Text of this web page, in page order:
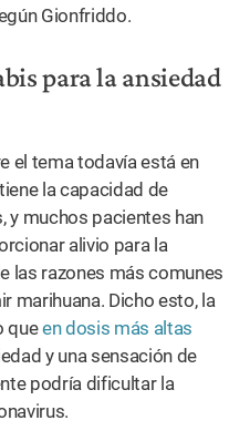
Gionfriddo.
para la ansiedad
el tema todavía está en
la capacidad de
y muchos pacientes han
alivio para la
las razones más comunes
marihuana. Dicho esto, la
queen dosis más altas
y una sensación de
podría dificultar la